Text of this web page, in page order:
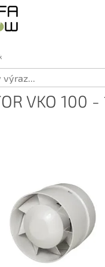
VKO 100